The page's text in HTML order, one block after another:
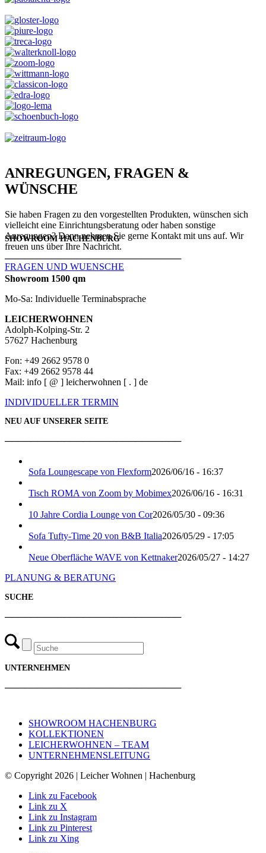
ANREGUNGEN, FRAGEN &
WÜNSCHE
Sie haben Fragen zu den vorgestellten Produkten, wünschen sich
vielleicht eine Einrichtungsberatung oder haben sonstige
Anregungen? Dann nehmen Sie gerne Kontakt mit uns auf. Wir
freuen uns über Ihre Nachricht.
FRAGEN UND WUENSCHE
SHOWROOM HACHENBURG
───────────────────────────
Showroom 1500 qm
Mo-Sa: Individuelle Terminabsprache
LEICHERWOHNEN
Adolph-Kolping-Str. 2
57627 Hachenburg
Fon: +49 2662 9578 0
Fax: +49 2662 9578 44
Mail: info [ @ ] leicherwohnen [ . ] de
INDIVIDUELLER TERMIN
NEU AUF UNSERER SEITE
───────────────────────────
Sofa Loungescape von Flexform2026/06/16 - 16:37
Tisch ROMA von Zoom by Mobimex2026/06/16 - 16:31
10 Jahre Cordia Lounge von Cor2026/05/30 - 09:36
Sofa Tufty-Time 20 von B&B Italia2026/05/29 - 17:05
Neue Oberfläche WAVE von Kettnaker2026/05/27 - 14:27
PLANUNG & BERATUNG
SUCHE
───────────────────────────
UNTERNEHMEN
───────────────────────────
SHOWROOM HACHENBURG
KOLLEKTIONEN
LEICHERWOHNEN – TEAM
UNTERNEHMENSLEITUNG
© Copyright 2026 | Leicher Wohnen | Hachenburg
Link zu Facebook
Link zu X
Link zu Instagram
Link zu Pinterest
Link zu Xing